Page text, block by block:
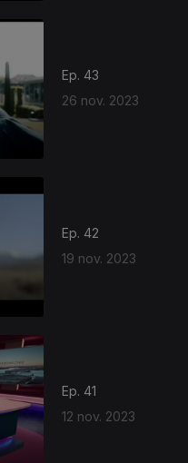
Ep. 43
26 nov. 2023
Ep. 42
19 nov. 2023
Ep. 41
12 nov. 2023